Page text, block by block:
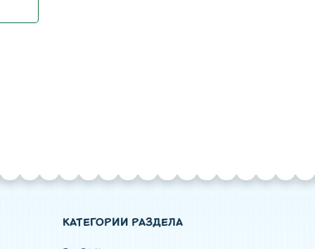
КАТЕГОРИИ РАЗДЕЛА